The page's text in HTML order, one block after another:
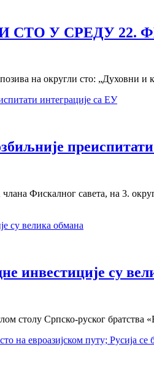
У СРЕДУ 22.
на округли сто:
Фискалног савета, на 3.
инвестиције су
столу Српско-руског